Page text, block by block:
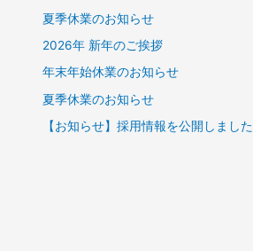
夏季休業のお知らせ
2026年 新年のご挨拶
年末年始休業のお知らせ
夏季休業のお知らせ
【お知らせ】採用情報を公開しました